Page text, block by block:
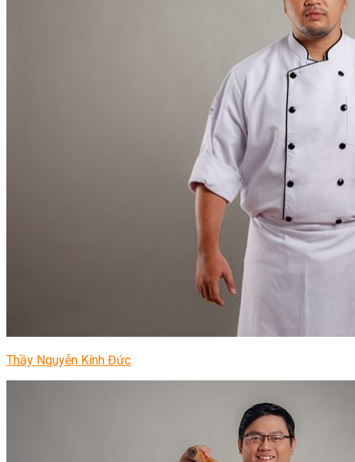
Thầy Nguyễn Kính Đức